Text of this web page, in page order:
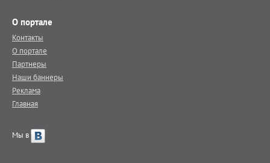
О портале
Контакты
О портале
Партнеры
Наши баннеры
Реклама
Главная
Мы в